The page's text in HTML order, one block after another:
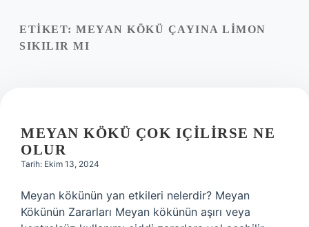
Yasal Uyarı
ETIKET: MEYAN KÖKÜ ÇAYINA LIMON
SIKILIR MI
MEYAN KÖKÜ ÇOK IÇILIRSE NE
OLUR
Tarih: Ekim 13, 2024
Meyan kökünün yan etkileri nelerdir? Meyan
Kökünün Zararları Meyan kökünün aşırı veya